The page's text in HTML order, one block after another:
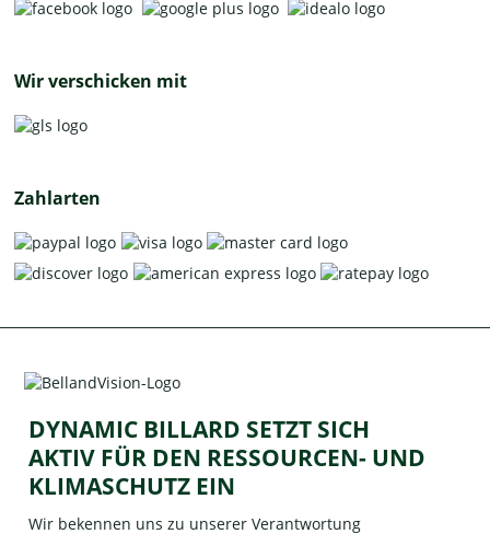
Wir verschicken mit
Zahlarten
DYNAMIC BILLARD SETZT SICH
AKTIV FÜR DEN RESSOURCEN- UND
KLIMASCHUTZ EIN
Wir bekennen uns zu unserer Verantwortung